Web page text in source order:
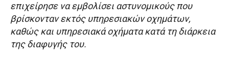
επιχείρησε να εμβολίσει αστυνομικούς που
βρίσκονταν εκτός υπηρεσιακών οχημάτων,
καθώς και υπηρεσιακά οχήματα κατά τη διάρκεια
της διαφυγής του.